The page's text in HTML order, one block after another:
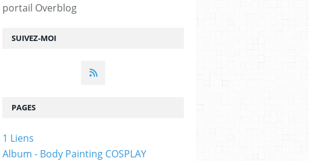
SUIVEZ-MOI
portail Overblog
PAGES
1 Liens
Album - Body Painting COSPLAY